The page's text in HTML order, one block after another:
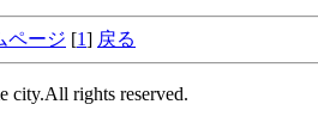
ページ [1] 戻る
city.All rights reserved.